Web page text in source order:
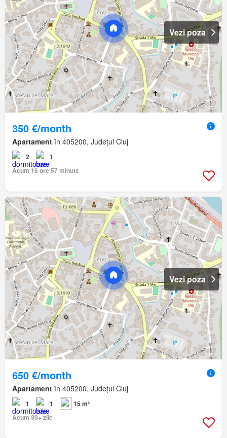
Vezi poza
350 €/month
Apartament în 405200, Județul Cluj
2
1
Acum 16 ore 57 minute
Vezi poza
650 €/month
Apartament în 405200, Județul Cluj
1 1
15 m²
Acum 30+ zile